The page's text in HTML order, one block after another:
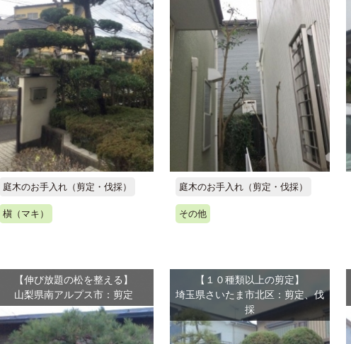
庭木のお手入れ（剪定・伐採）
槇（マキ）
庭木のお手入れ（剪定・伐採）
その他
【伸び放題の松を整える】
山梨県南アルプス市：剪定
【１０種類以上の剪定】
埼玉県さいたま市北区：剪定、伐
採